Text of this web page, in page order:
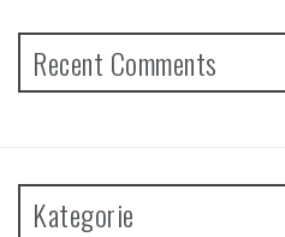
Recent Comments
Kategorie